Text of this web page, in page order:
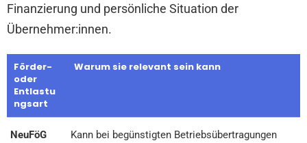
Finanzierung und persönliche Situation der
Übernehmer:innen.
Förder-
oder
Entlastu
ngsart
Warum sie relevant sein kann
NeuFöG
Kann bei begünstigten Betriebsübertragungen